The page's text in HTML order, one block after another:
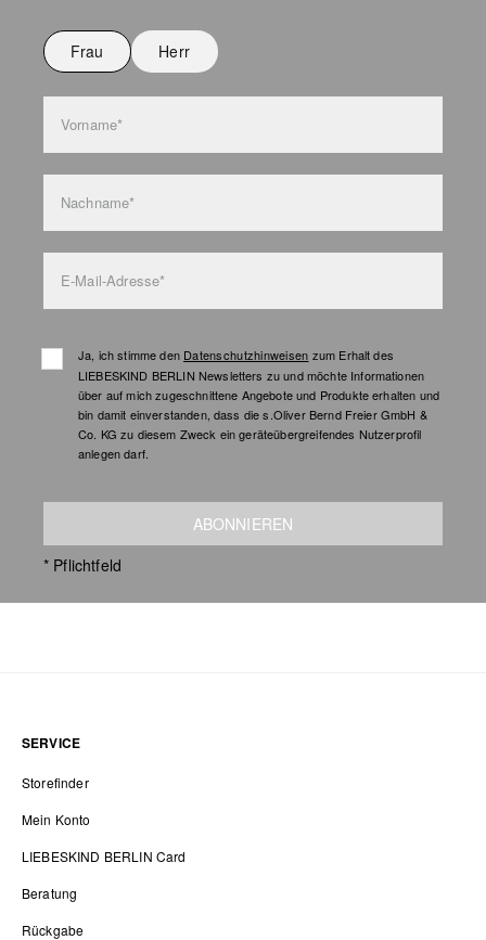
Nicht waschen
Frau Herr
Vorname*
Nachname*
E-Mail-Adresse*
Ja, ich stimme den Datenschutzhinweisen zum Erhalt des
LIEBESKIND BERLIN Newsletters zu und möchte Informationen
über auf mich zugeschnittene Angebote und Produkte erhalten und
bin damit einverstanden, dass die s.Oliver Bernd Freier GmbH &
Co. KG zu diesem Zweck ein geräteübergreifendes Nutzerprofil
anlegen darf.
ABONNIEREN
* Pflichtfeld
SERVICE
Storefinder
Mein Konto
LIEBESKIND BERLIN Card
Beratung
Rückgabe